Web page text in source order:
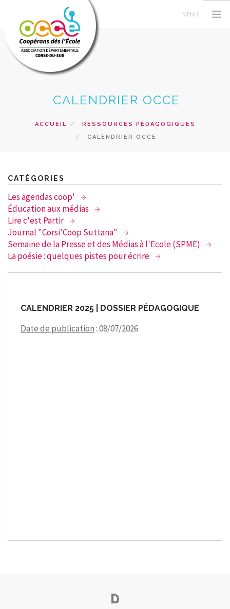
ACTIONS PEDAGOGIQUES
GERER SA COOPERATIVE
RESSOURCES PEDAGOGIQUES
PRETS ET SERVICES
RECHERCHER
CONTACT
CALENDRIER OCCE
ACCUEIL
RESSOURCES PÉDAGOGIQUES
CALENDRIER OCCE
CATÉGORIES
Les agendas coop'
Éducation aux médias
Lire c'est Partir
Journal "Corsi'Coop Suttana"
Semaine de la Presse et des Médias à l'Ecole (SPME)
La poésie : quelques pistes pour écrire
CALENDRIER 2025 | DOSSIER PÉDAGOGIQUE
Date de publication: 08/07/2026